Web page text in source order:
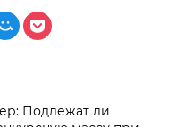
Подлежат ли